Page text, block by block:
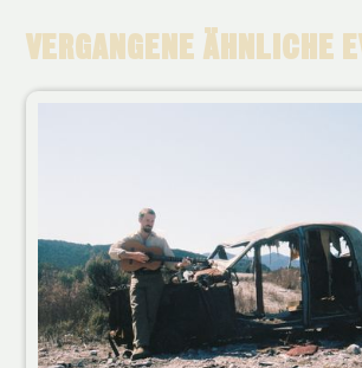
VERGANGENE ÄHNLICHE